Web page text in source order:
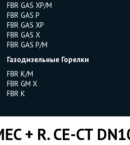
FBR GAS XP/M
FBR GAS P
FBR GAS XP
FBR GAS X
FBR GAS P/M
Газодизельные Горелки
FBR K/M
FBR GM X
FBR K
+ R. CE-CT